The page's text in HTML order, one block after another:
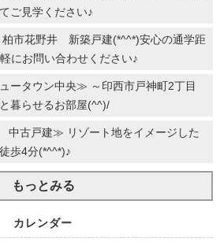
ご見学ください♪
市花野井 新築戸建(*^^*)安心の通学距
にお問い合わせください♪
ータウン中央≫ ～印西市戸神町2丁目
暮らせるお部屋(^^)/
古戸建≫ リゾート地をイメージした
歩4分(*^^*)♪
もっとみる
カレンダー